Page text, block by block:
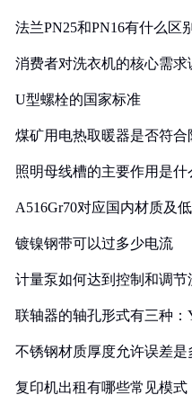
法兰PN25和PN16有什么区别
消费者对洗衣机的核心需求
U型螺栓的国家标准
煤矿用电热取暖器是否符
照明母线槽的主要作用是什
A516Gr70对应国内材质及
镀镍钢带可以过多少电流
计量泵如何达到控制和调节
联轴器的轴孔形式有三种：
不锈钢材质厚度允许误差是
复印机出租有哪些常见模式